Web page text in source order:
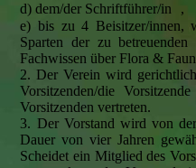
d) dem/der Schriftführer/in ,
e) bis zu 4 Beisitzer/innen,
Sparten der zu
Fachwissen über Flora &
2. Der Verein wird
Vorsitzenden/die
Vorsitzenden vertreten.
3. Der Vorstand wird von
Dauer von vier Jahren
Scheidet ein Mitglied des